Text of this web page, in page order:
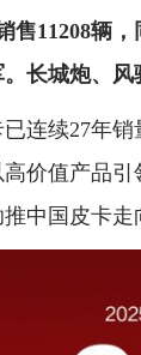
售11208辆，
长城炮、风
连续27年
价值产品
中国皮卡走